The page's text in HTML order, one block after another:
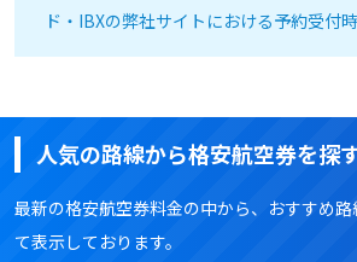
ド・IBXの弊社サイトにおける予約受付
人気の路線から格安航空券を探
最新の格安航空券料金の中から、おすすめ
て表示しております。